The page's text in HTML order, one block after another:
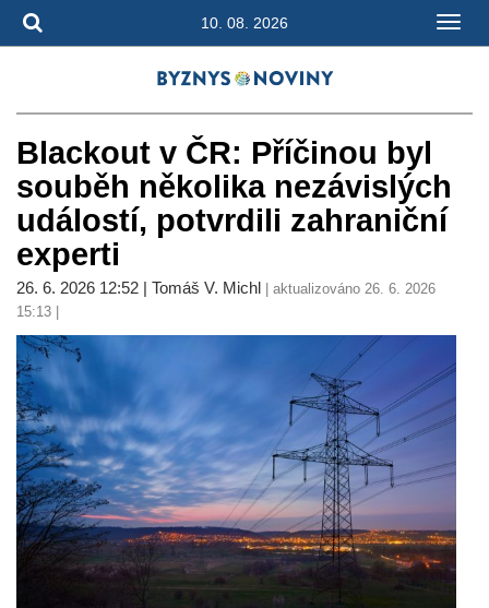
10. 08. 2026
Blackout v ČR: Příčinou byl
souběh několika nezávislých
událostí, potvrdili zahraniční
experti
26. 6. 2026 12:52 | Tomáš V. Michl | aktualizováno 26. 6. 2026
15:13 |